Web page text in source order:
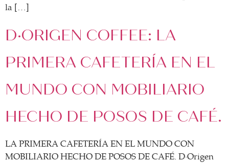
BOLSA DE TRABAJO
¡te imaginas vivir de tu pasión
¡queremos saber
de ti!
la […]
D·ORIGEN COFFEE: LA
PRIMERA CAFETERÍA EN EL
MUNDO CON MOBILIARIO
HECHO DE POSOS DE CAFÉ.
LA PRIMERA CAFETERÍA EN EL MUNDO CON
MOBILIARIO HECHO DE POSOS DE CAFÉ. D·Origen